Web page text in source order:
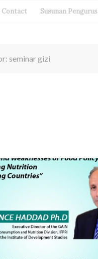
Contact Susunan Pengurus
seminar gizi